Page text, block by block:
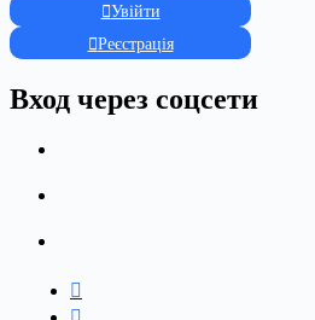
Увійти
Реєстрація
Вход через соцсети